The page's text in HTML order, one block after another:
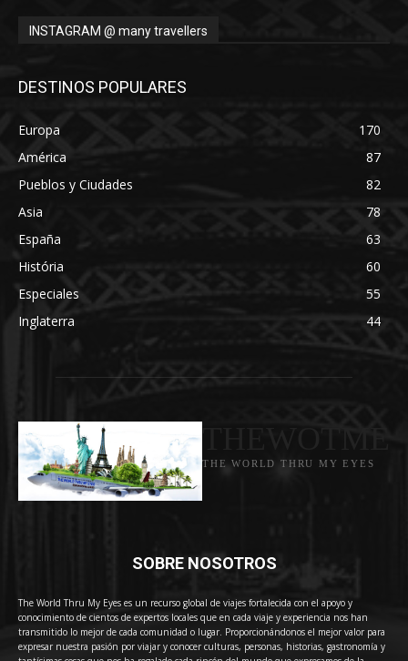
INSTAGRAM @ many travellers
DESTINOS POPULARES
Europa
170
América
87
Pueblos y Ciudades
82
Asia
78
España
63
História
60
Especiales
55
Inglaterra
44
THE WORLD THRU MY EYES
SOBRE NOSOTROS
The World Thru My Eyes es un recurso global de viajes fortalecida con el apoyo y
conocimiento de cientos de expertos locales que en cada viaje y experiencia nos han
transmitido lo mejor de cada comunidad o lugar. Proporcionándonos el mejor valor para
expresar nuestra pasión por viajar y conocer culturas, personas, historias, gastronomía y